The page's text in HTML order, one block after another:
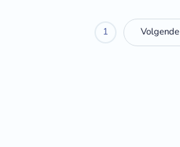
1 Volgende